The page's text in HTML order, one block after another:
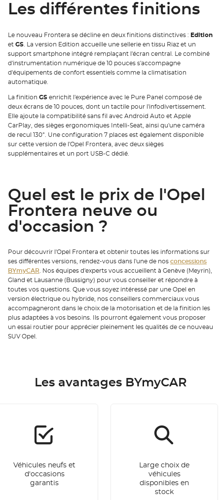
Les différentes finitions
Le nouveau Frontera se décline en deux finitions distinctives : Edition
et GS . La version Edition accueille une sellerie en tissu Riaz et un
support smartphone intégré remplaçant l'écran central. Le combiné
d'instrumentation numérique de 10 pouces s'accompagne
d'équipements de confort essentiels comme la climatisation
automatique.
La finition GS enrichit l'expérience avec le Pure Panel composé de
deux écrans de 10 pouces, dont un tactile pour l'infodivertissement.
Elle ajoute la compatibilité sans fil avec Android Auto et Apple
CarPlay, des sièges ergonomiques Intelli-Seat, ainsi qu'une caméra
de recul 130°. Une configuration 7 places est également disponible
sur cette version de l'Opel Frontera, avec deux sièges
supplémentaires et un port USB-C dédié.
Quel est le prix de l'Opel
Frontera neuve ou
d'occasion ?
Pour découvrir l'Opel Frontera et obtenir toutes les informations sur
ses différentes versions, rendez-vous dans l'une de nos concessions
BYmyCAR . Nos équipes d'experts vous accueillent à Genève (Meyrin),
Gland et Lausanne (Bussigny) pour vous conseiller et répondre à
toutes vos questions. Que vous soyez intéressé par une Opel en
version électrique ou hybride, nos conseillers commerciaux vous
accompagneront dans le choix de la motorisation et de la finition les
plus adaptées à vos besoins. Ils pourront également vous proposer
un essai routier pour apprécier pleinement les qualités de ce nouveau
SUV Opel.
Les avantages BYmyCAR
Véhicules neufs et
d'occasions
garantis
Large choix de
véhicules
disponibles en
stock